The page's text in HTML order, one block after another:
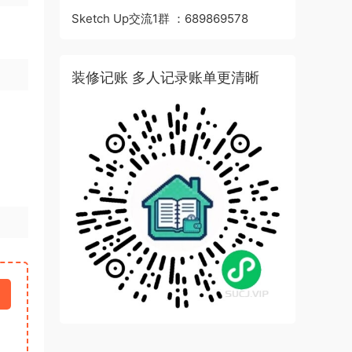
Sketch Up交流1群 ：689869578
装修记账 多人记录账单更清晰